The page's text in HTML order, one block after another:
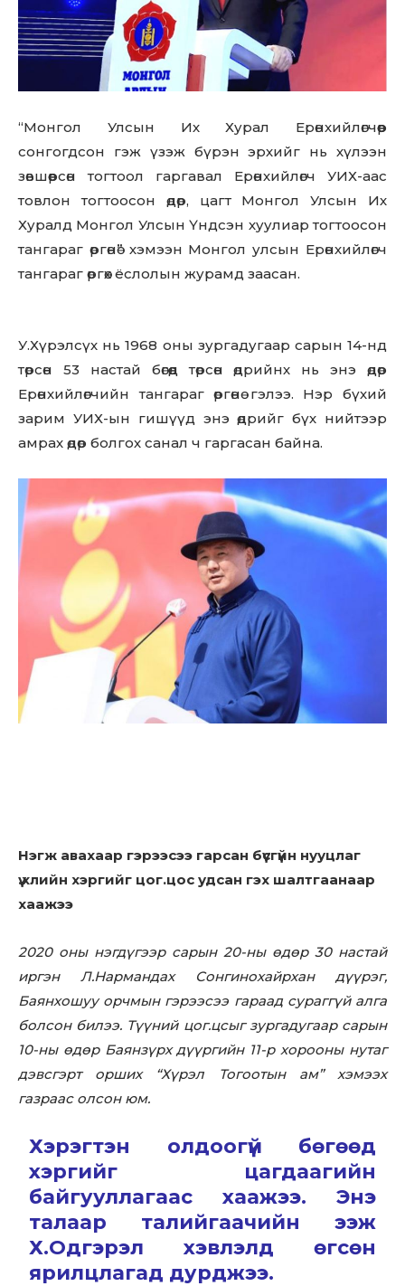
“Монгол Улсын Их Хурал Ерөнхийлөгчөөр
сонгогдсон гэж үзэж бүрэн эрхийг нь хүлээн
зөвшөөрсөн тогтоол гаргавал Ерөнхийлөгч УИХ-аас
товлон тогтоосон өдөр, цагт Монгол Улсын Их
Хуралд Монгол Улсын Үндсэн хуулиар тогтоосон
тангараг өргөнө” хэмээн Монгол улсын Ерөнхийлөгч
тангараг өргөх ёслолын журамд заасан.
У.Хүрэлсүх нь 1968 оны зургадугаар сарын 14-нд
төрсөн 53 настай бөгөөд төрсөн өдрийнх нь энэ өдөр
Ерөнхийлөгчийн тангараг өргөнө гэлээ. Нэр бүхий
зарим УИХ-ын гишүүд энэ өдрийг бүх нийтээр
амрах өдөр болгох санал ч гаргасан байна.
Нэгж авахаар гэрээсээ гарсан бүсгүйн нууцлаг
ү.хлийн хэргийг цог.цос удсан гэх шалтгаанаар
хаажээ
2020 оны нэгдүгээр сарын 20-ны өдөр 30 настай
иргэн Л.Нармандах Сонгинохайрхан дүүрэг,
Баянхошуу орчмын гэрээсээ гараад сураггүй алга
болсон билээ. Түүний цог.цсыг зургадугаар сарын
10-ны өдөр Баянзүрх дүүргийн 11-р хорооны нутаг
дэвсгэрт орших “Хүрэл Тогоотын ам” хэмээх
газраас олсон юм.
Хэрэгтэн олдоогүй бөгөөд
хэргийг цагдаагийн
байгууллагаас хаажээ. Энэ
талаар талийгаачийн ээж
Х.Одгэрэл хэвлэлд өгсөн
ярилцлагад дурджээ.